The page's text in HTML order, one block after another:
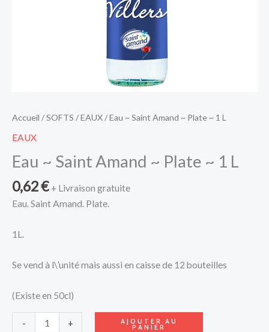
Accueil /SOFTS /EAUX/ Eau ~ Saint Amand ~ Plate ~ 1 L
EAUX
Eau ~ Saint Amand ~ Plate ~ 1 L
0,62€ + Livraison gratuite
Eau. Saint Amand. Plate.
1L.
Se vend à l\’unité mais aussi en caisse de 12 bouteilles
(Existe en 50cl)
- + AJOUTER AU
PANIER